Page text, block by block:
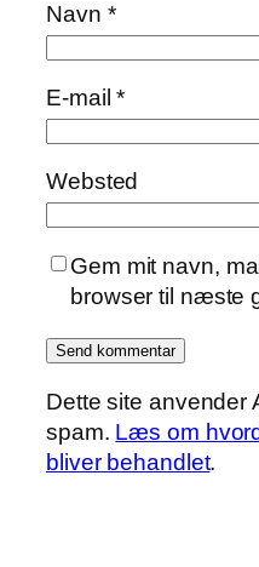
Navn *
E-mail*
Websted
Gem mit navn,
browser til næste
Dette site anvender
spam. Læs om
bliver behandlet.